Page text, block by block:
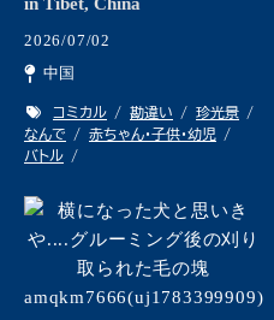
2026/07/02
中国
コミカル 勘違い
珍光景
なんで
赤ちゃん・子供・幼児
バトル